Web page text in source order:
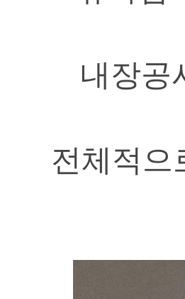
내장공
전체적